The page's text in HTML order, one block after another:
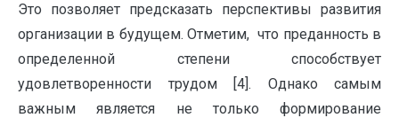
Это позволяет предсказать перспективы развития
организации в будущем. Отметим, что преданность в
определенной степени способствует
удовлетворенности трудом [4]. Однако самым
важным является не только формирование